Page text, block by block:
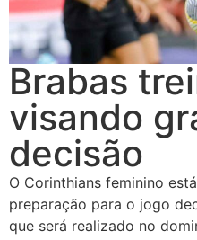
Brabas
visando
decisão
O Corinthians feminino
preparação para o jogo
que será realizado no